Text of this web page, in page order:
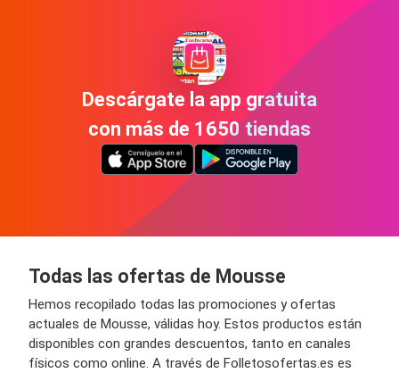
Descárgate la app gratuita
con más de 1650 tiendas
Todas las ofertas de Mousse
Hemos recopilado todas las promociones y ofertas
actuales de Mousse, válidas hoy. Estos productos están
disponibles con grandes descuentos, tanto en canales
físicos como online. A través de Folletosofertas.es es